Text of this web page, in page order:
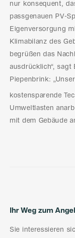
nur konsequent,
passgenauen PV-
Eigenversorgung
Klimabilanz des
begrüßen das
ausdrücklich“, sagt
Piepenbrink:
kostensparende
Umweltlasten
mit dem Gebäude
Ihr Weg zum
Sie interessieren